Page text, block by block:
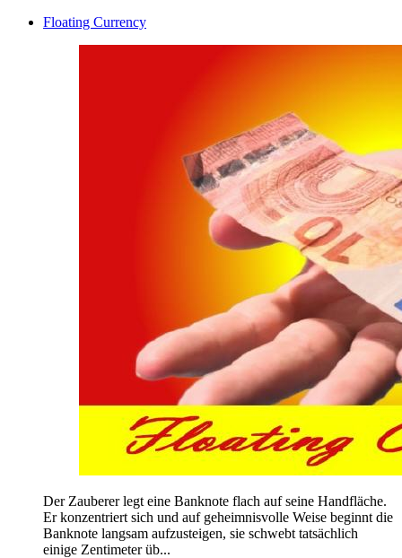
Floating Currency
Der Zauberer legt eine Banknote flach auf seine Handfläche.
Er konzentriert sich und auf geheimnisvolle Weise beginnt die
Banknote langsam aufzusteigen, sie schwebt tatsächlich
einige Zentimeter üb...